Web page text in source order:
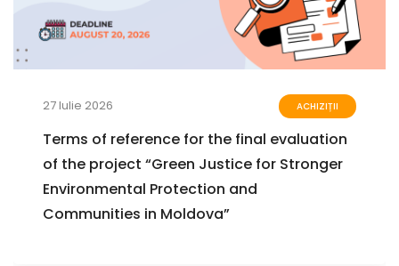
27 Iulie 2026 ACHIZIȚII
Terms of reference for the final evaluation
of the project “Green Justice for Stronger
Environmental Protection and
Communities in Moldova”